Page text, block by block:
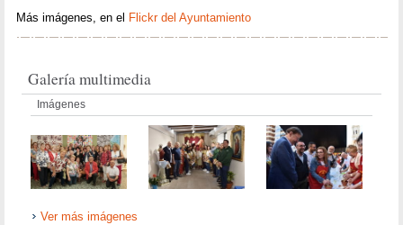
Más imágenes, en el Flickr del Ayuntamiento
Galería multimedia
Imágenes
Ver más imágenes